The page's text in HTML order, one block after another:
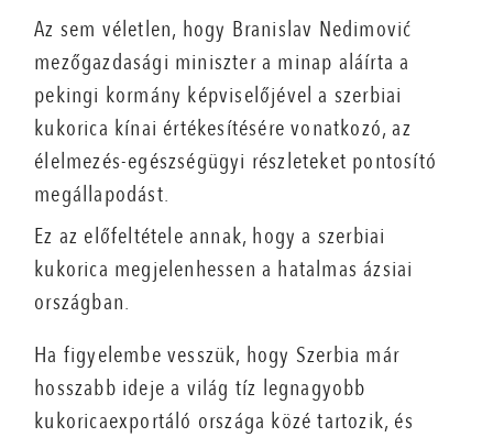
Az sem véletlen, hogy Branislav Nedimović
mezőgazdasági miniszter a minap aláírta a
pekingi kormány képviselőjével a szerbiai
kukorica kínai értékesítésére vonatkozó, az
élelmezés-egészségügyi részleteket pontosító
megállapodást.
Ez az előfeltétele annak, hogy a szerbiai
kukorica megjelenhessen a hatalmas ázsiai
országban.
Ha figyelembe vesszük, hogy Szerbia már
hosszabb ideje a világ tíz legnagyobb
kukoricaexportáló országa közé tartozik, és